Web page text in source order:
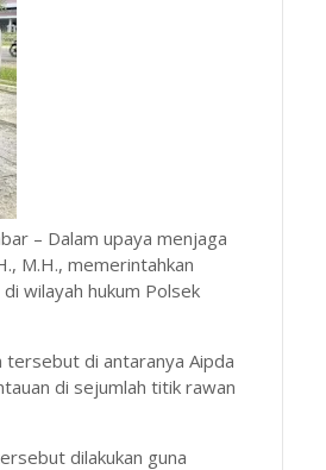
– Dalam upaya menjaga
M.H., memerintahkan
wilayah hukum Polsek
di antaranya Aipda
di sejumlah titik rawan
dilakukan guna